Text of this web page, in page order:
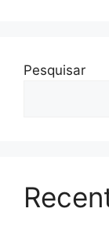
Pesquisar